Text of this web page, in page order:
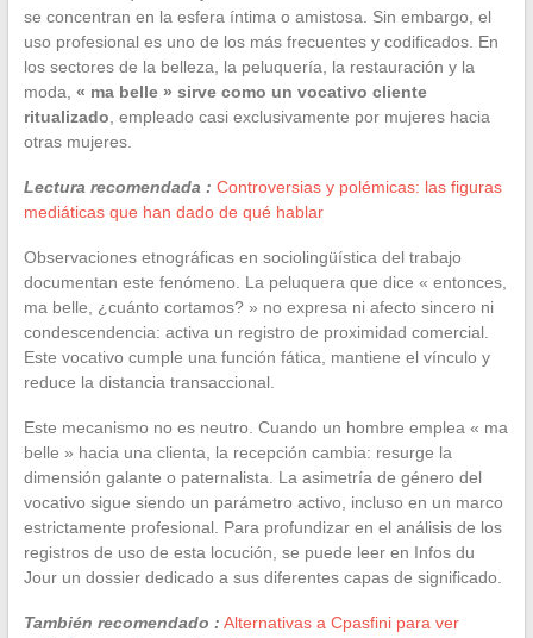
se concentran en la esfera íntima o amistosa. Sin embargo, el
uso profesional es uno de los más frecuentes y codificados. En
los sectores de la belleza, la peluquería, la restauración y la
moda, « ma belle » sirve como un vocativo cliente
ritualizado , empleado casi exclusivamente por mujeres hacia
otras mujeres.
Lectura recomendada : Controversias y polémicas: las figuras
mediáticas que han dado de qué hablar
Observaciones etnográficas en sociolingüística del trabajo
documentan este fenómeno. La peluquera que dice « entonces,
ma belle, ¿cuánto cortamos? » no expresa ni afecto sincero ni
condescendencia: activa un registro de proximidad comercial.
Este vocativo cumple una función fática, mantiene el vínculo y
reduce la distancia transaccional.
Este mecanismo no es neutro. Cuando un hombre emplea « ma
belle » hacia una clienta, la recepción cambia: resurge la
dimensión galante o paternalista. La asimetría de género del
vocativo sigue siendo un parámetro activo, incluso en un marco
estrictamente profesional. Para profundizar en el análisis de los
registros de uso de esta locución, se puede leer en Infos du
Jour un dossier dedicado a sus diferentes capas de significado.
También recomendado : Alternativas a Cpasfini para ver